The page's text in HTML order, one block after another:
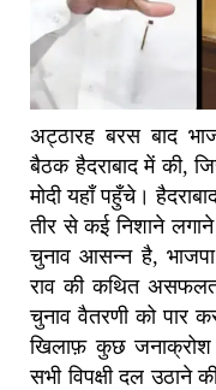
अट्ठारह बरस बाद
बैठक हैदराबाद में की,
मोदी यहाँ पहुँचे।
तीर से कई निशाने
चुनाव आसन्न है,
राव की कथित
चुनाव वैतरणी को पार
खिलाफ़ कुछ जनाक्रोश
सभी विपक्षी दल उठाने